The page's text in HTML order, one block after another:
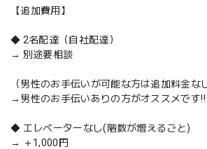
【追加費用】
◆ 2名配達（自社配達）
→ 別途要相談
（男性のお手伝いが可能な方は追加料金な
→男性のお手伝いありの方がオススメです‼️
◆ エレベーターなし(階数が増えるごと)
→ ＋1,000円